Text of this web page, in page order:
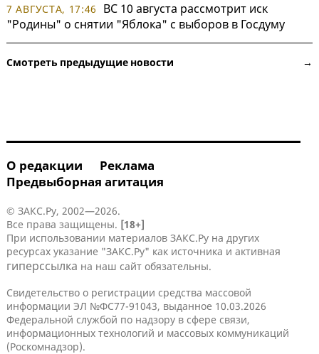
7 АВГУСТА, 17:46
ВС 10 августа рассмотрит иск
"Родины" о снятии "Яблока" с выборов в Госдуму
Смотреть предыдущие новости →
О редакции
Реклама
Предвыборная агитация
© ЗАКС.Ру, 2002—2026.
Все права защищены. [18+]
При использовании материалов ЗАКС.Ру на других
ресурсах указание "ЗАКС.Ру" как источника и активная
гиперссылка на наш сайт обязательны.
Свидетельство о регистрации средства массовой
информации ЭЛ №ФС77-91043, выданное 10.03.2026
Федеральной службой по надзору в сфере связи,
информационных технологий и массовых коммуникаций
(Роскомнадзор).